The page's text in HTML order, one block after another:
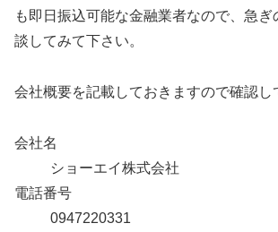
も即日振込可能な金融業者なので、急ぎ
談してみて下さい。
会社概要を記載しておきますので確認し
会社名
ショーエイ株式会社
電話番号
0947220331